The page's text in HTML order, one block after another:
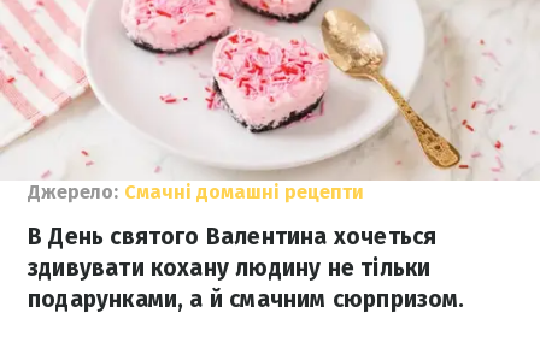
Джерело: Смачні домашні рецепти
В День святого Валентина хочеться
здивувати кохану людину не тільки
подарунками, а й смачним сюрпризом.